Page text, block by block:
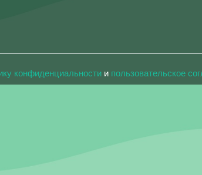
конфиденциальности и пользовательское